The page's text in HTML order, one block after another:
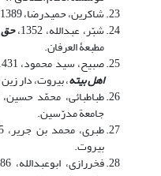
شاکرین، حمیدرضا، 1389،
شبّر، عبدالله، 1352، حق
مطبعۀ العرفان.
صبیح، سید محمود، 1431ق،
اهل بیته، بیروت، دار
طباطبائی، محمّد حسین،
جامعة مدرّسین.
طبری، محمد بن جریر، 1415ق،
بیروت.
فخررازی، ابوعبدالله، 1986،